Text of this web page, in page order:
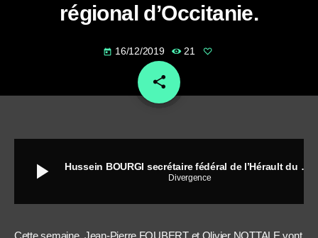
régional d’Occitanie.
today 16/12/2019 21
share
email
play_arrow Hussein BOURGI secrétaire fédéral de l’Hérault du Parti Socialiste, conseillé régional d’Occitanie.
Divergence
Cette semaine, Jean-Pierre FOUBERT et Olivier NOTTALE vont